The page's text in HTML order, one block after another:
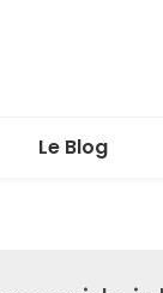
Le Blog